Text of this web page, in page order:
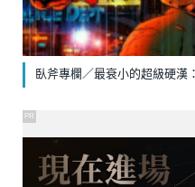
臥斧專欄／最衰小的超級硬漢
PR